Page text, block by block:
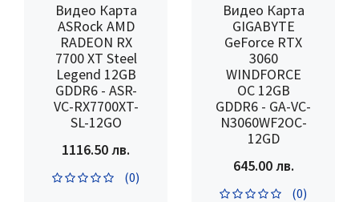
Видео Карта
ASRock AMD
RADEON RX
7700 XT Steel
Legend 12GB
GDDR6 - ASR-
VC-RX7700XT-
SL-12GO
1116.50 лв.
(0)
Видео Карта
GIGABYTE
GeForce RTX
3060
WINDFORCE
OC 12GB
GDDR6 - GA-VC-
N3060WF2OC-
12GD
645.00 лв.
(0)